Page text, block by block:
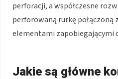
perforacji, a współczesne
perforowaną rurkę połączoną
elementami zapobiegającymi
Jakie są główne